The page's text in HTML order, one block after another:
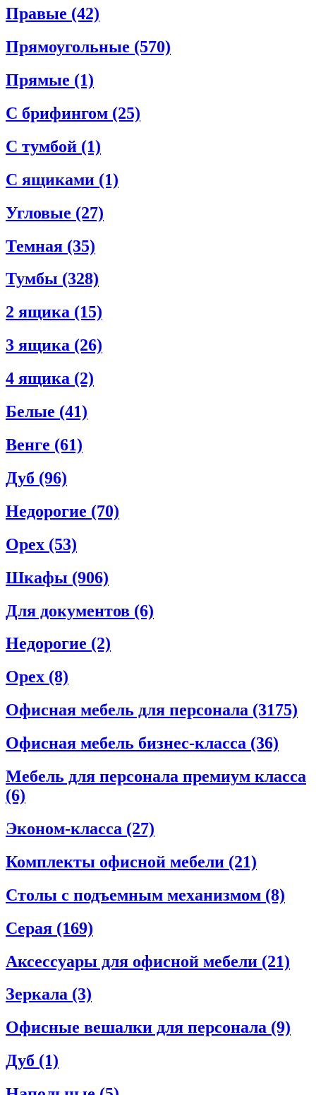
Правые (42)
Прямоугольные (570)
Прямые (1)
С брифингом (25)
С тумбой (1)
С ящиками (1)
Угловые (27)
Темная (35)
Тумбы (328)
2 ящика (15)
3 ящика (26)
4 ящика (2)
Белые (41)
Венге (61)
Дуб (96)
Недорогие (70)
Орех (53)
Шкафы (906)
Для документов (6)
Недорогие (2)
Орех (8)
Офисная мебель для персонала (3175)
Офисная мебель бизнес-класса (36)
Мебель для персонала премиум класса
(6)
Эконом-класса (27)
Комплекты офисной мебели (21)
Столы с подъемным механизмом (8)
Серая (169)
Аксессуары для офисной мебели (21)
Зеркала (3)
Офисные вешалки для персонала (9)
Дуб (1)